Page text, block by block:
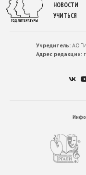
НОВОСТИ
УЧИТЬСЯ
Учредитель:АО
Адрес редакции: